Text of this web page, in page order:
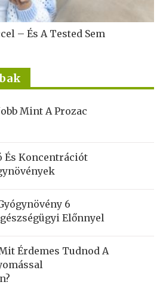
– És A Tested Sem
Mint A Prozac
És Koncentrációt
6
Előnnyel
Érdemes Tudnod A